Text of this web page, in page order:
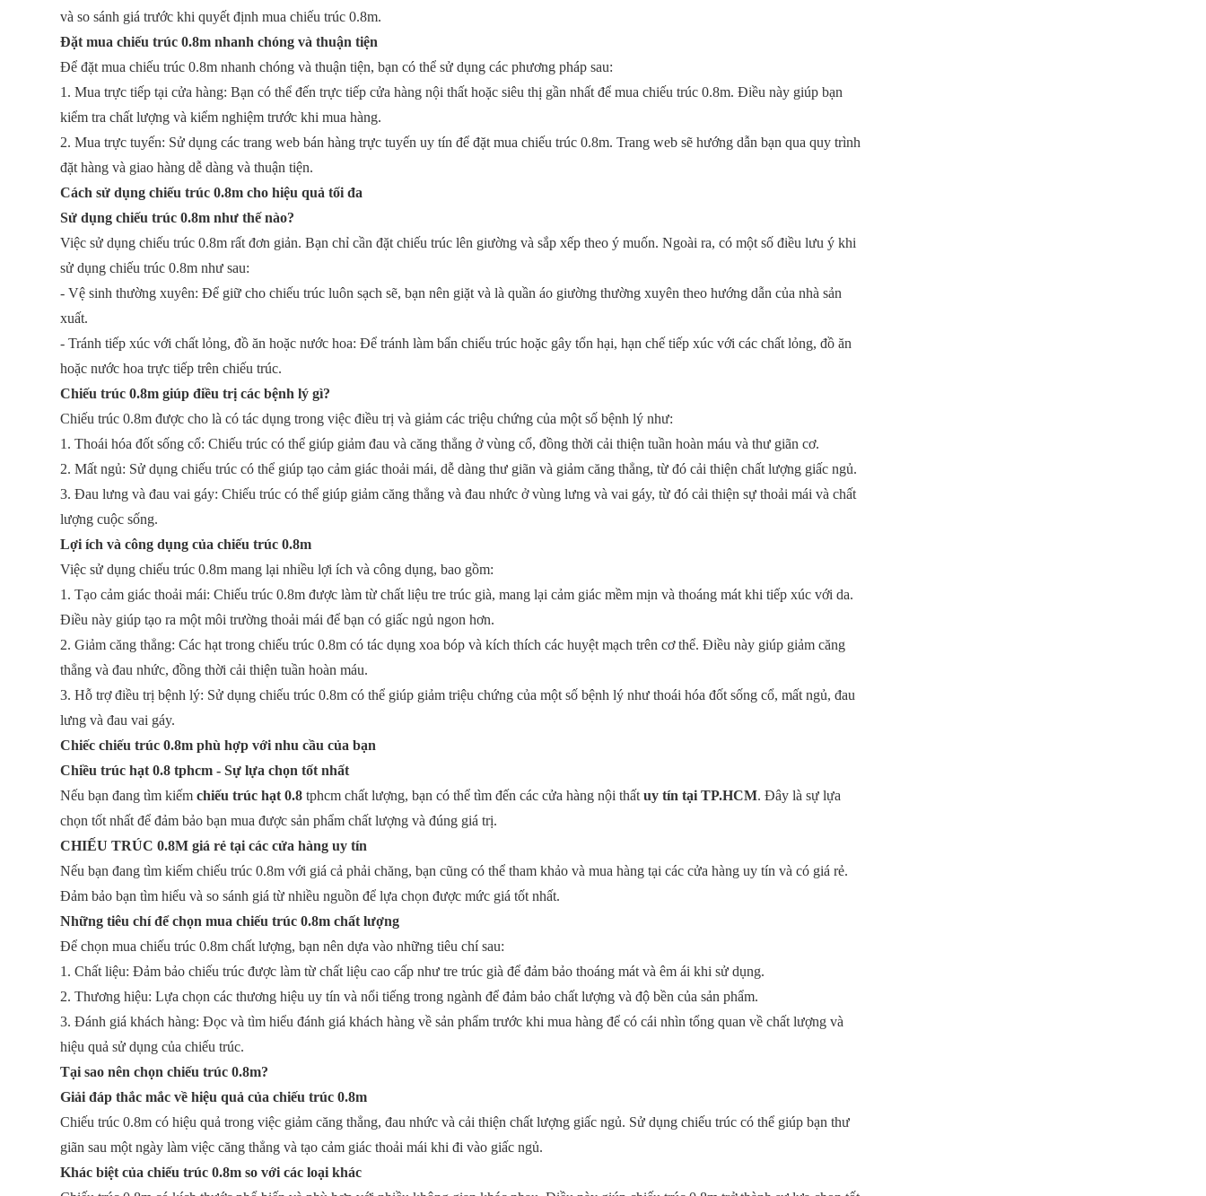
và so sánh giá trước khi quyết định mua chiếu trúc 0.8m.
Đặt mua chiếu trúc 0.8m nhanh chóng và thuận tiện
Để đặt mua chiếu trúc 0.8m nhanh chóng và thuận tiện, bạn có thể sử dụng các phương pháp sau:
1. Mua trực tiếp tại cửa hàng: Bạn có thể đến trực tiếp cửa hàng nội thất hoặc siêu thị gần nhất để mua chiếu trúc 0.8m. Điều này giúp bạn
kiểm tra chất lượng và kiểm nghiệm trước khi mua hàng.
2. Mua trực tuyến: Sử dụng các trang web bán hàng trực tuyến uy tín để đặt mua chiếu trúc 0.8m. Trang web sẽ hướng dẫn bạn qua quy trình
đặt hàng và giao hàng dễ dàng và thuận tiện.
Cách sử dụng chiếu trúc 0.8m cho hiệu quả tối đa
Sử dụng chiếu trúc 0.8m như thế nào?
Việc sử dụng chiếu trúc 0.8m rất đơn giản. Bạn chỉ cần đặt chiếu trúc lên giường và sắp xếp theo ý muốn. Ngoài ra, có một số điều lưu ý khi
sử dụng chiếu trúc 0.8m như sau:
- Vệ sinh thường xuyên: Để giữ cho chiếu trúc luôn sạch sẽ, bạn nên giặt và là quần áo giường thường xuyên theo hướng dẫn của nhà sản
xuất.
- Tránh tiếp xúc với chất lỏng, đồ ăn hoặc nước hoa: Để tránh làm bẩn chiếu trúc hoặc gây tổn hại, hạn chế tiếp xúc với các chất lỏng, đồ ăn
hoặc nước hoa trực tiếp trên chiếu trúc.
Chiếu trúc 0.8m giúp điều trị các bệnh lý gì?
Chiếu trúc 0.8m được cho là có tác dụng trong việc điều trị và giảm các triệu chứng của một số bệnh lý như:
1. Thoái hóa đốt sống cổ: Chiếu trúc có thể giúp giảm đau và căng thẳng ở vùng cổ, đồng thời cải thiện tuần hoàn máu và thư giãn cơ.
2. Mất ngủ: Sử dụng chiếu trúc có thể giúp tạo cảm giác thoải mái, dễ dàng thư giãn và giảm căng thẳng, từ đó cải thiện chất lượng giấc ngủ.
3. Đau lưng và đau vai gáy: Chiếu trúc có thể giúp giảm căng thẳng và đau nhức ở vùng lưng và vai gáy, từ đó cải thiện sự thoải mái và chất
lượng cuộc sống.
Lợi ích và công dụng của chiếu trúc 0.8m
Việc sử dụng chiếu trúc 0.8m mang lại nhiều lợi ích và công dụng, bao gồm:
1. Tạo cảm giác thoải mái: Chiếu trúc 0.8m được làm từ chất liệu tre trúc già, mang lại cảm giác mềm mịn và thoáng mát khi tiếp xúc với da.
Điều này giúp tạo ra một môi trường thoải mái để bạn có giấc ngủ ngon hơn.
2. Giảm căng thẳng: Các hạt trong chiếu trúc 0.8m có tác dụng xoa bóp và kích thích các huyệt mạch trên cơ thể. Điều này giúp giảm căng
thẳng và đau nhức, đồng thời cải thiện tuần hoàn máu.
3. Hỗ trợ điều trị bệnh lý: Sử dụng chiếu trúc 0.8m có thể giúp giảm triệu chứng của một số bệnh lý như thoái hóa đốt sống cổ, mất ngủ, đau
lưng và đau vai gáy.
Chiếc chiếu trúc 0.8m phù hợp với nhu cầu của bạn
Chiều trúc hạt 0.8 tphcm - Sự lựa chọn tốt nhất
Nếu bạn đang tìm kiếmchiếu trúc hạt 0.8 tphcm chất lượng, bạn có thể tìm đến các cửa hàng nội thấtuy tín tại TP.HCM. Đây là sự lựa
chọn tốt nhất để đảm bảo bạn mua được sản phẩm chất lượng và đúng giá trị.
CHIẾU TRÚC 0.8M giá rẻ tại các cửa hàng uy tín
Nếu bạn đang tìm kiếm chiếu trúc 0.8m với giá cả phải chăng, bạn cũng có thể tham khảo và mua hàng tại các cửa hàng uy tín và có giá rẻ.
Đảm bảo bạn tìm hiểu và so sánh giá từ nhiều nguồn để lựa chọn được mức giá tốt nhất.
Những tiêu chí để chọn mua chiếu trúc 0.8m chất lượng
Để chọn mua chiếu trúc 0.8m chất lượng, bạn nên dựa vào những tiêu chí sau:
1. Chất liệu: Đảm bảo chiếu trúc được làm từ chất liệu cao cấp như tre trúc già để đảm bảo thoáng mát và êm ái khi sử dụng.
2. Thương hiệu: Lựa chọn các thương hiệu uy tín và nổi tiếng trong ngành để đảm bảo chất lượng và độ bền của sản phẩm.
3. Đánh giá khách hàng: Đọc và tìm hiểu đánh giá khách hàng về sản phẩm trước khi mua hàng để có cái nhìn tổng quan về chất lượng và
hiệu quả sử dụng của chiếu trúc.
Tại sao nên chọn chiếu trúc 0.8m?
Giải đáp thắc mắc về hiệu quả của chiếu trúc 0.8m
Chiếu trúc 0.8m có hiệu quả trong việc giảm căng thẳng, đau nhức và cải thiện chất lượng giấc ngủ. Sử dụng chiếu trúc có thể giúp bạn thư
giãn sau một ngày làm việc căng thẳng và tạo cảm giác thoải mái khi đi vào giấc ngủ.
Khác biệt của chiếu trúc 0.8m so với các loại khác